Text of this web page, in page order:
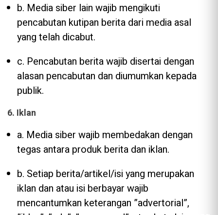
b. Media siber lain wajib mengikuti
pencabutan kutipan berita dari media asal
yang telah dicabut.
c. Pencabutan berita wajib disertai dengan
alasan pencabutan dan diumumkan kepada
publik.
6. Iklan
a. Media siber wajib membedakan dengan
tegas antara produk berita dan iklan.
b. Setiap berita/artikel/isi yang merupakan
iklan dan atau isi berbayar wajib
mencantumkan keterangan ”advertorial”,